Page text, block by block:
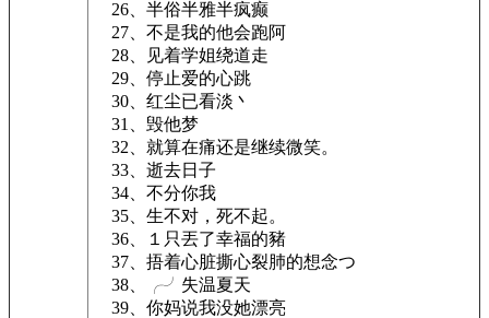
26、半俗半雅半疯癫
27、不是我的他会跑阿
28、见着学姐绕道走
29、停止爱的心跳
30、红尘已看淡丶
31、毁他梦
32、就算在痛还是继续微笑。
33、逝去日子
34、不分你我
35、生不对，死不起。
36、１只丟了幸福的豬
37、捂着心脏撕心裂肺的想念つ
38、╭╯失温夏天
39、你妈说我没她漂亮